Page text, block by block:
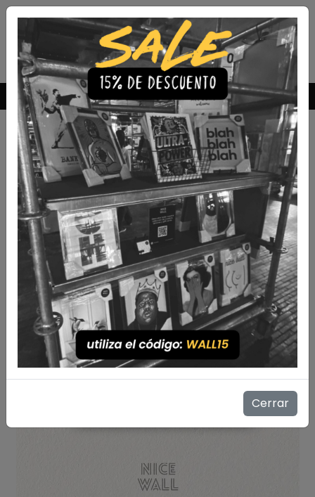
Envío Gratis a todo Chile comprando 3 o más productos
Cerrar